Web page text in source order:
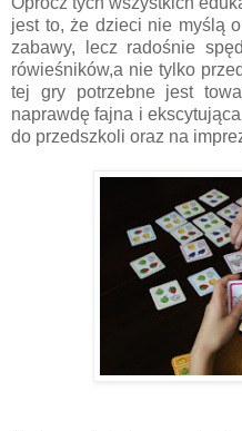
jest to, że dzieci nie myślą
zabawy, lecz radośnie
rówieśników,a nie tylko
tej gry potrzebne jest
naprawdę fajna i
do przedszkoli oraz na